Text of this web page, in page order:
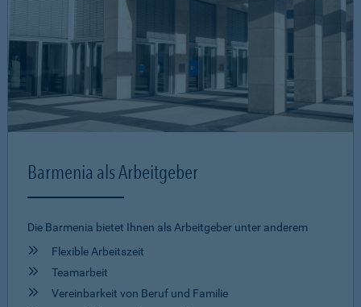
Barmenia als Arbeitgeber
Die Barmenia bietet Ihnen als Arbeitgeber unter anderem
Flexible Arbeitszeit
Teamarbeit
Vereinbarkeit von Beruf und Familie